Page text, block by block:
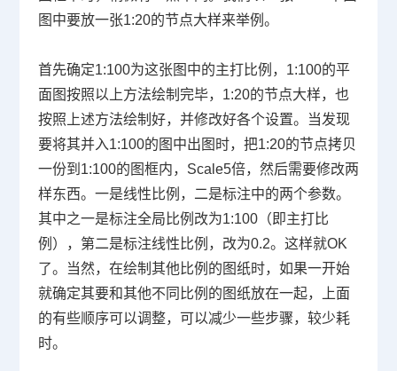
图中要放一张1:20的节点大样来举例。
首先确定1:100为这张图中的主打比例， 1:100的平
面图按照以上方法绘制完毕， 1:20的节点大样，也
按照上述方法绘制好，并修改好各个设置。当发现
要将其并入1:100的图中出图时，把1:20的节点拷贝
一份到 1:100的图框内， Scale5倍，然后需要修改两
样东西。一是线性比例，二是标注中的两个参数。
其中之一是标注全局比例改为1:100（即主打比
例），第二是标注线性比例，改为0.2。这样就OK
了。当然，在绘制其他比例的图纸时，如果一开始
就确定其要和其他不同比例的图纸放在一起，上面
的有些顺序可以调整，可以减少一些步骤，较少耗
时。